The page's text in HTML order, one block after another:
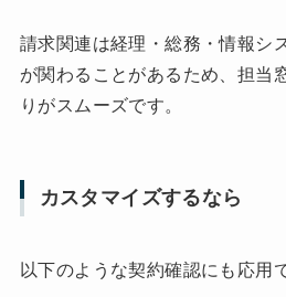
請求関連は経理・総務・情報シ
が関わることがあるため、担当
りがスムーズです。
カスタマイズするなら
以下のような契約確認にも応用